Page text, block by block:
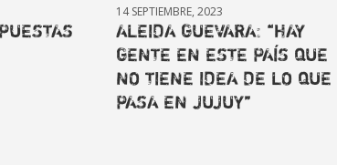
14 SEPTIEMBRE, 2023
ALEIDA GUEVARA: “HAY
GENTE EN ESTE PAÍS QUE
NO TIENE IDEA DE LO QUE
PASA EN JUJUY”